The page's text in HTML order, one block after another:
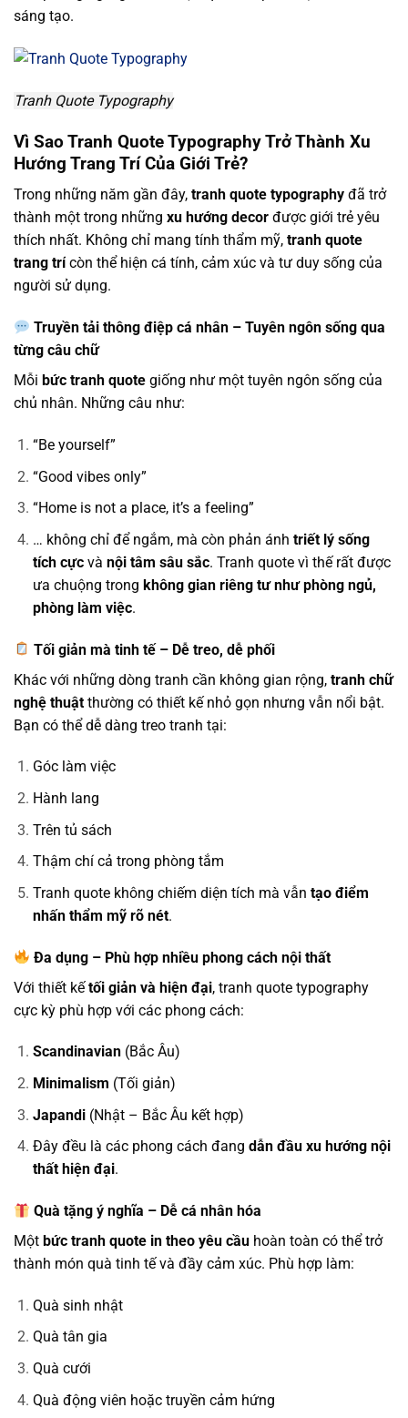
sáng tạo.
Tranh Quote Typography
Vì Sao Tranh Quote Typography Trở Thành Xu
Hướng Trang Trí Của Giới Trẻ?
Trong những năm gần đây, tranh quote typography đã trở
thành một trong những xu hướng decor được giới trẻ yêu
thích nhất. Không chỉ mang tính thẩm mỹ, tranh quote
trang trí còn thể hiện cá tính, cảm xúc và tư duy sống của
người sử dụng.
Truyền tải thông điệp cá nhân – Tuyên ngôn sống qua
từng câu chữ
Mỗi bức tranh quote giống như một tuyên ngôn sống của
chủ nhân. Những câu như:
“Be yourself”
“Good vibes only”
“Home is not a place, it’s a feeling”
… không chỉ để ngắm, mà còn phản ánh triết lý sống
tích cựcvà nội tâm sâu sắc. Tranh quote vì thế rất được
ưa chuộng trong không gian riêng tư như phòng ngủ,
phòng làm việc.
Tối giản mà tinh tế – Dễ treo, dễ phối
Khác với những dòng tranh cần không gian rộng, tranh chữ
nghệ thuật thường có thiết kế nhỏ gọn nhưng vẫn nổi bật.
Bạn có thể dễ dàng treo tranh tại:
Góc làm việc
Hành lang
Trên tủ sách
Thậm chí cả trong phòng tắm
Tranh quote không chiếm diện tích mà vẫn tạo điểm
nhấn thẩm mỹ rõ nét.
Đa dụng – Phù hợp nhiều phong cách nội thất
Với thiết kếtối giản và hiện đại, tranh quote typography
cực kỳ phù hợp với các phong cách:
Scandinavian(Bắc Âu)
Minimalism (Tối giản)
Japandi(Nhật – Bắc Âu kết hợp)
Đây đều là các phong cách đang dẫn đầu xu hướng nội
thất hiện đại.
Quà tặng ý nghĩa – Dễ cá nhân hóa
Một bức tranh quote in theo yêu cầu hoàn toàn có thể trở
thành món quà tinh tế và đầy cảm xúc. Phù hợp làm:
Quà sinh nhật
Quà tân gia
Quà cưới
Quà động viên hoặc truyền cảm hứng